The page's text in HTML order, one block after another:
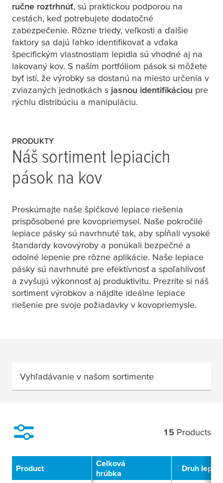
ručne roztrhnúť, sú praktickou podporou na
cestách, keď potrebujete dodatočné
zabezpečenie. Rôzne triedy, veľkosti a ďalšie
faktory sa dajú ľahko identifikovať a vďaka
špecifickým vlastnostiam lepidla sú vhodné aj na
lakovaný kov. S naším portfóliom pások si môžete
byť istí, že výrobky sa dostanú na miesto určenia v
zviazaných jednotkách s jasnou identifikáciou pre
rýchlu distribúciu a manipuláciu.
PRODUKTY
Náš sortiment lepiacich
pások na kov
Preskúmajte naše špičkové lepiace riešenia
prispôsobené pre kovopriemysel. Naše pokročilé
lepiace pásky sú navrhnuté tak, aby spĺňali vysoké
štandardy kovovýroby a ponúkali bezpečné a
odolné lepenie pre rôzne aplikácie. Naše lepiace
pásky sú navrhnuté pre efektívnosť a spoľahlivosť
a zvyšujú výkonnosť aj produktivitu. Prezrite si náš
sortiment výrobkov a nájdite ideálne lepiace
riešenie pre svoje požiadavky v kovopriemysle.
Vyhľadávanie v našom sortimente
15 Products
Product
Celková
hrúbka
Druh